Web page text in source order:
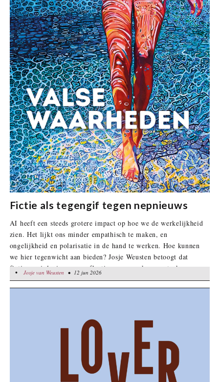
Fictie als tegengif tegen nepnieuws
AI heeft een steeds grotere impact op hoe we de werkelijkheid
zien. Het lijkt ons minder empathisch te maken, en
ongelijkheid en polarisatie in de hand te werken. Hoe kunnen
we hier tegenwicht aan bieden? Josje Weusten betoogt dat
fictie ons inlevings- en reflectievermogen kan versterken.
Josje van Weusten• 12 jun 2026
•Josje van Weusten • 12 jun 2026